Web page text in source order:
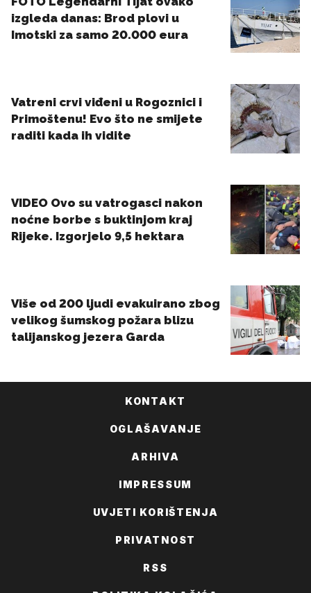
KONTAKT
OGLAŠAVANJE
ARHIVA
IMPRESSUM
UVJETI KORIŠTENJA
PRIVATNOST
RSS